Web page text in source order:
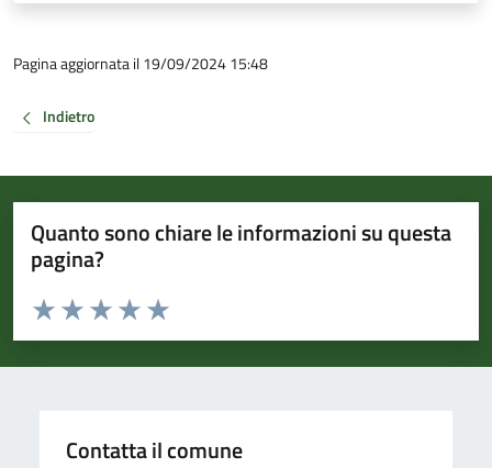
Pagina aggiornata il 19/09/2024 15:48
Indietro
Quanto sono chiare le informazioni su questa
pagina?
Valuta da 1 a 5 stelle la pagina
Valuta 5 stelle su 5
Valuta 4 stelle su 5
Valuta 3 stelle su 5
Valuta 2 stelle su 5
Valuta 1 stelle su 5
Contatta il comune